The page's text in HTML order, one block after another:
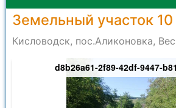
Земельный участок
Кисловодск, пос.Аликоновка,
d8b26a61-2f89-42df-9447-